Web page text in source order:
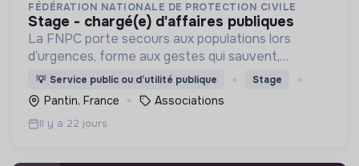
FÉDÉRATION NATIONALE DE PROTECTION CIVILE
stage - chargé(e) d'affaires publiques
La FNPC porte secours aux populations lors
d’urgences, forme aux gestes qui sauvent,
soutient les sinistrés et promeut la solidarité, la
prévention et la résilience civile partout en
France.
💡 Service public ou d’utilité publique Stage
Pantin, France Associations
Il y a 22 jours